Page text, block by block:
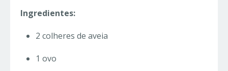
Ingredientes:
2 colheres de aveia
1 ovo